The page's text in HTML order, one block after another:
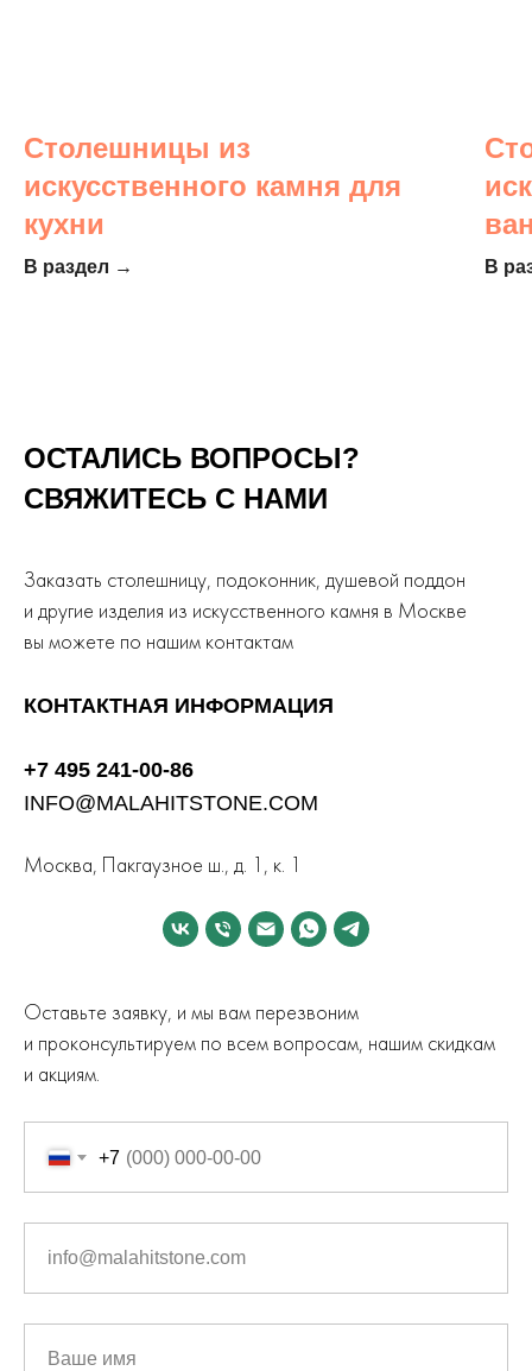
Столешницы из
искусственного камня для
кухни
В раздел → В
ОСТАЛИСЬ ВОПРОСЫ?
СВЯЖИТЕСЬ С НАМИ
Заказать столешницу, подоконник, душевой поддон
и другие изделия из искусственного камня в Москве
вы можете по нашим контактам
КОНТАКТНАЯ ИНФОРМАЦИЯ
+7 495 241-00-86
INFO@MALAHITSTONE.COM
Москва, Пакгаузное ш., д. 1, к. 1
Оставьте заявку, и мы вам перезвоним
и проконсультируем по всем вопросам, нашим скидкам
и акциям.
+7
info@malahitstone.com
Ваше имя